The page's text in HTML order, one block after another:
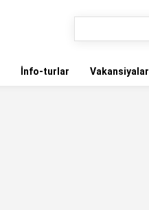
İnfo-turlar Vakansiyalar